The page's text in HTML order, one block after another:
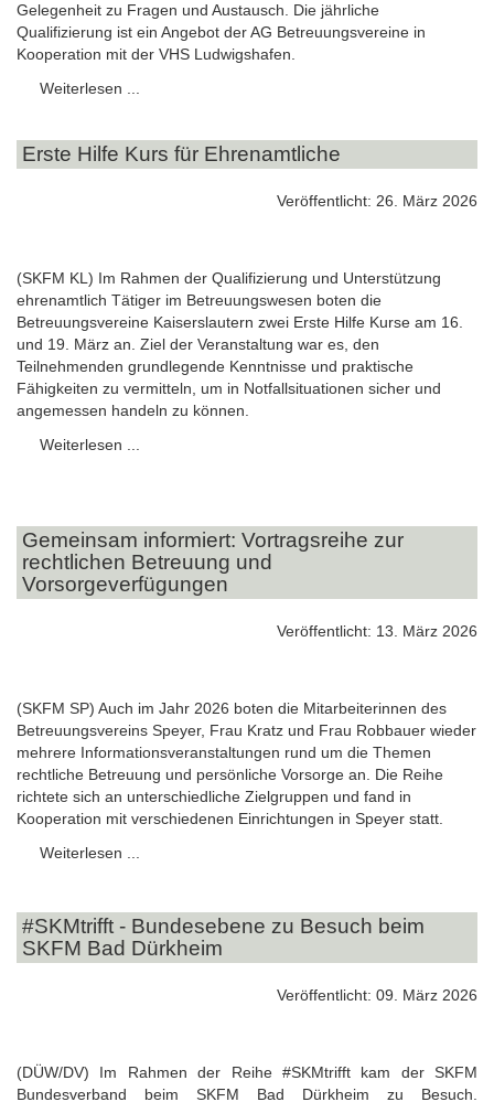
Gelegenheit zu Fragen und Austausch. Die jährliche
Qualifizierung ist ein Angebot der AG Betreuungsvereine in
Kooperation mit der VHS Ludwigshafen.
Weiterlesen ...
Erste Hilfe Kurs für Ehrenamtliche
Veröffentlicht: 26. März 2026
(SKFM KL) Im Rahmen der Qualifizierung und Unterstützung
ehrenamtlich Tätiger im Betreuungswesen boten die
Betreuungsvereine Kaiserslautern zwei Erste Hilfe Kurse am 16.
und 19. März an. Ziel der Veranstaltung war es, den
Teilnehmenden grundlegende Kenntnisse und praktische
Fähigkeiten zu vermitteln, um in Notfallsituationen sicher und
angemessen handeln zu können.
Weiterlesen ...
Gemeinsam informiert: Vortragsreihe zur
rechtlichen Betreuung und
Vorsorgeverfügungen
Veröffentlicht: 13. März 2026
(SKFM SP) Auch im Jahr 2026 boten die Mitarbeiterinnen des
Betreuungsvereins Speyer, Frau Kratz und Frau Robbauer wieder
mehrere Informationsveranstaltungen rund um die Themen
rechtliche Betreuung und persönliche Vorsorge an. Die Reihe
richtete sich an unterschiedliche Zielgruppen und fand in
Kooperation mit verschiedenen Einrichtungen in Speyer statt.
Weiterlesen ...
#SKMtrifft - Bundesebene zu Besuch beim
SKFM Bad Dürkheim
Veröffentlicht: 09. März 2026
(DÜW/DV) Im Rahmen der Reihe #SKMtrifft kam der SKFM
Bundesverband beim SKFM Bad Dürkheim zu Besuch.